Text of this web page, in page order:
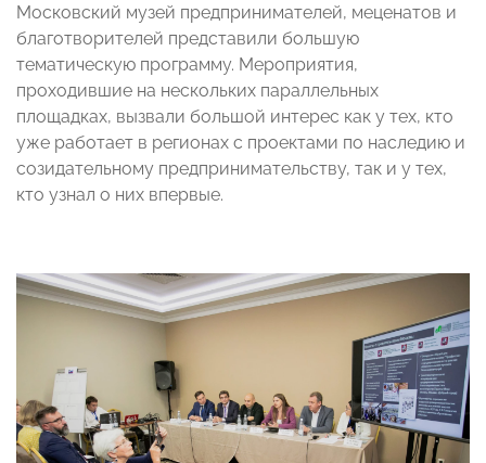
Московский музей предпринимателей, меценатов и
благотворителей представили большую
тематическую программу. Мероприятия,
проходившие на нескольких параллельных
площадках, вызвали большой интерес как у тех, кто
уже работает в регионах с проектами по наследию и
созидательному предпринимательству, так и у тех,
кто узнал о них впервые.